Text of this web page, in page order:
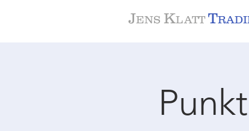
JENS KLATT T